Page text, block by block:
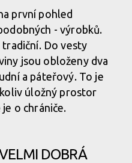
Form MX Spike Chest +
Form MX Spike Chest +
Form MX Spike Chest +
Form MX Spike Chest +
Form MX Spike Chest +
první pohled
- výrobků.
Do vesty
jsou obloženy dva
a páteřový. To je
úložný prostor
o chrániče.
DOBRÁ